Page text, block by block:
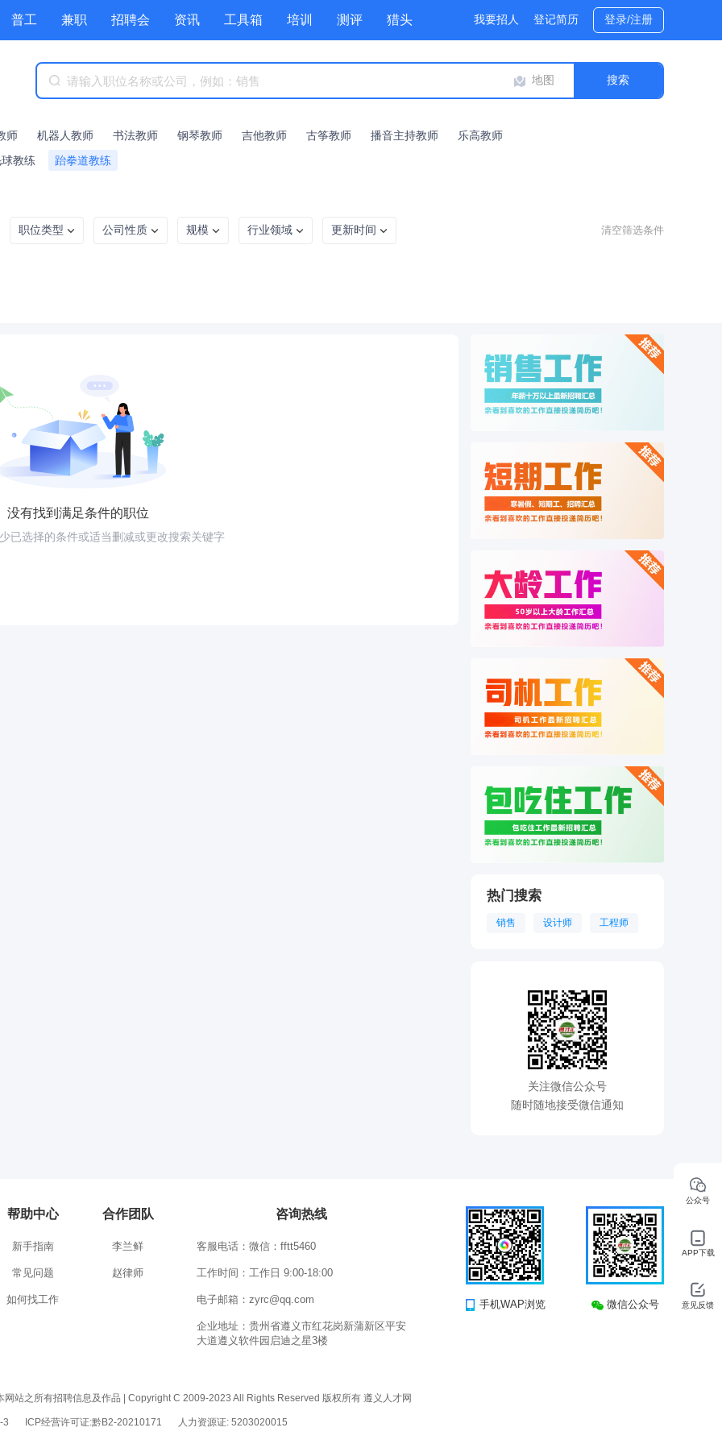
普工 兼职 招聘会 资讯 工具箱 培训 测评 猎头 我要招人 登记简历 登录/注册
地图
师 机器人教师 书法教师 钢琴教师 吉他教师 古筝教师 播音主持教师
乐高教师
教练 跆拳道教练
职位类型 公司性质 规模 行业领域 更新时间 清空筛选条件
没有找到满足条件的职位
已选择的条件或适当删减或更改搜索关键字
热门搜索
销售 设计师 工程师
关注微信公众号
随时随地接受微信通知
帮助中心
新手指南
常见问题
如何找工作
合作团队
李兰鲜
赵律师
咨询热线
客服电话：微信：fftt5460
工作时间：工作日 9:00-18:00
电子邮箱：zyrc@qq.com
企业地址：贵州省遵义市红花岗新蒲新区平安
大道遵义软件园启迪之星3楼
手机WAP浏览 微信公众号
站之所有招聘信息及作品 | Copyright C 2009-2023 All Rights Reserved 版权所有 遵义人才网
3 ICP经营许可证:黔B2-20210171 人力资源证: 5203020015
公众号
APP下载
意见反馈